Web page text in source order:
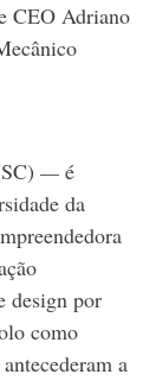
CEO Adriano
— é
da
design por
como
a